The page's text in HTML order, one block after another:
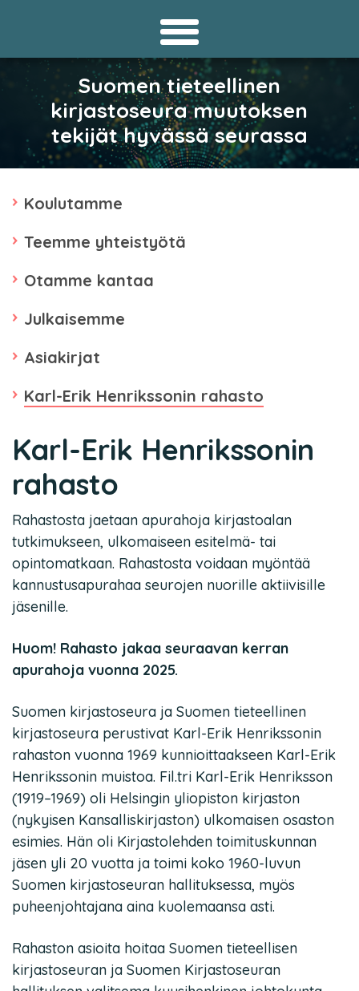
Suomen tieteellinen
kirjastoseura muutoksen
tekijät hyvässä seurassa
Koulutamme
Teemme yhteistyötä
Otamme kantaa
Julkaisemme
Asiakirjat
Karl-Erik Henrikssonin rahasto
Karl-Erik Henrikssonin
rahasto
Rahastosta jaetaan apurahoja kirjastoalan
tutkimukseen, ulkomaiseen esitelmä- tai
opintomatkaan. Rahastosta voidaan myöntää
kannustusapurahaa seurojen nuorille aktiivisille
jäsenille.
Huom! Rahasto jakaa seuraavan kerran
apurahoja vuonna 2025.
Suomen kirjastoseura ja Suomen tieteellinen
kirjastoseura perustivat Karl-Erik Henrikssonin
rahaston vuonna 1969 kunnioittaakseen Karl-Erik
Henrikssonin muistoa. Fil.tri Karl-Erik Henriksson
(1919–1969) oli Helsingin yliopiston kirjaston
(nykyisen Kansalliskirjaston) ulkomaisen osaston
esimies. Hän oli Kirjastolehden toimituskunnan
jäsen yli 20 vuotta ja toimi koko 1960-luvun
Suomen kirjastoseuran hallituksessa, myös
puheenjohtajana aina kuolemaansa asti.
Rahaston asioita hoitaa Suomen tieteellisen
kirjastoseuran ja Suomen Kirjastoseuran